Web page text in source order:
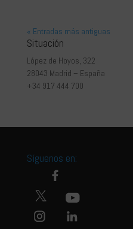
« Entradas más antiguas
Situación
López de Hoyos, 322
28043 Madrid – España
+34 917 444 700